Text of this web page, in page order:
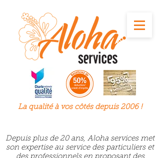
La qualité à voscôtés depuis 2006 !
Depuis plus de 20 ans, Aloha services met
son expertise au service des particuliers et